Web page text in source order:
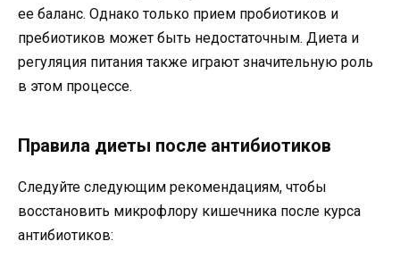
ее баланс. Однако только прием пробиотиков и
пребиотиков может быть недостаточным. Диета и
регуляция питания также играют значительную роль
в этом процессе.
Правила диеты после антибиотиков
Следуйте следующим рекомендациям, чтобы
восстановить микрофлору кишечника после курса
антибиотиков: